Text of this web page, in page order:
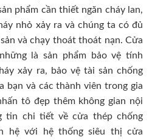
phẩm cần thiết ngăn cháy lan,
nhỏ xảy ra và chúng ta có đủ
và chạy thoát thoát nạn. Cửa
là sản phẩm bảo vệ tính
xảy ra, bảo vệ tài sản chống
bạn và các thành viên trong gia
tô đẹp thêm không gian nội
tin chi tiết về cửa thép chống
hệ với hệ thống siêu thị cửa